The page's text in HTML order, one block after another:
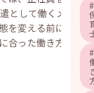
#
#
として働くメリッ
を変える前に確認
合った働き方を考